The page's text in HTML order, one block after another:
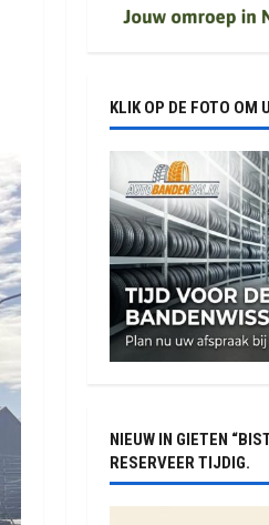
KLIK OP DE FOTO OM
NIEUW IN GIETEN
RESERVEER TIJDIG.